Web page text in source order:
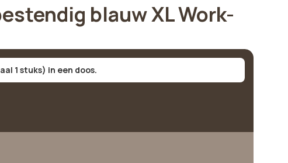
blauw XL Work-
1 stuks) in een doos.